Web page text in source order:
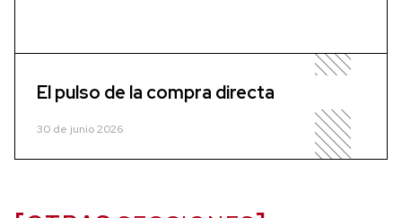
El pulso de la compra directa
30 de junio 2026